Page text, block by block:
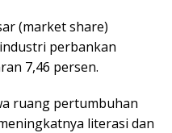
(market share)
perbankan
7,46 persen.
ruang pertumbuhan
literasi dan